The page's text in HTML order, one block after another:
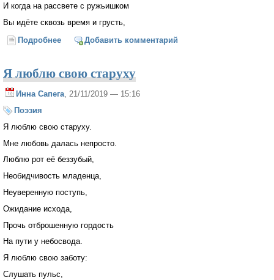
И когда на рассвете с ружьишком
Вы идёте сквозь время и грусть,
Подробнее о Записки охотника*
Добавить комментарий
Я люблю свою старуху
Инна Сапега, 21/11/2019 — 15:16
Поэзия
Я люблю свою старуху.
Мне любовь далась непросто.
Люблю рот её беззубый,
Необидчивость младенца,
Неуверенную поступь,
Ожидание исхода,
Прочь отброшенную гордость
На пути у небосвода.
Я люблю свою заботу:
Слушать пульс,